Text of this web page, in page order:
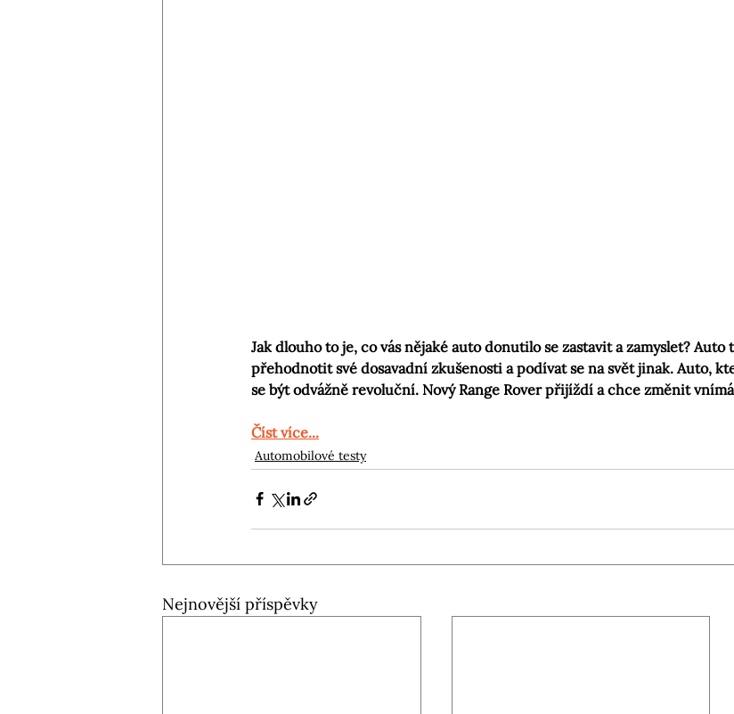
Jak dlouho to je, co vás nějaké auto donutilo se zastavit a zamyslet? Auto
přehodnotit své dosavadní zkušenosti a podívat se na svět jinak. Auto,
se být odvážně revoluční. Nový Range Rover přijíždí a chce změnit
Číst více...
Automobilové testy
Nejnovější příspěvky